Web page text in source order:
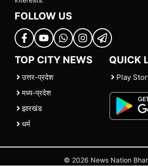
FOLLOW US
TOP CITY NEWS
उत्तर-प्रदेश
मध्य-प्रदेश
झारखंड
धर्म
QUICK
Play
© 2026 News Nation